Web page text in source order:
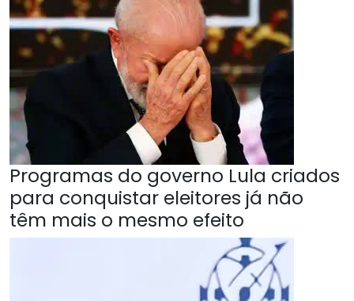
Programas do governo Lula criados
para conquistar eleitores já não
têm mais o mesmo efeito